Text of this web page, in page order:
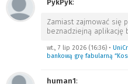
PykPyk:
Zamiast zajmować się
beznadziejną aplikację
wt., 7 lip 2026 (16:36) •
bankową grę fabularną
human1: